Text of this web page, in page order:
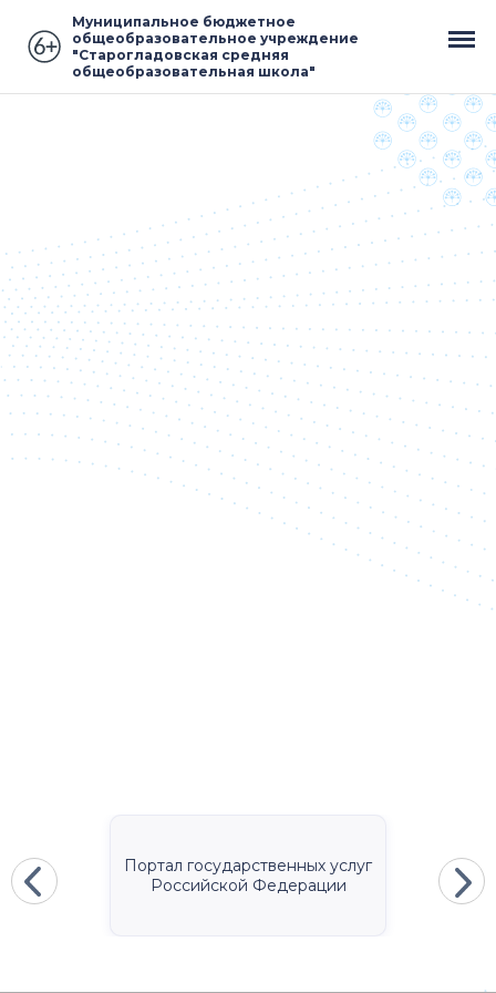
Муниципальное бюджетное
общеобразовательное учреждение
"Старогладовская средняя
общеобразовательная школа"
Портал государственных услуг
Российской Федерации